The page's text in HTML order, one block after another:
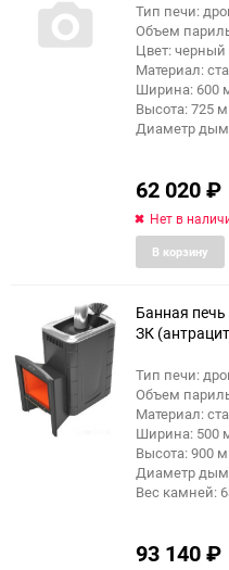
Тип печи:
Объем
Цвет: черный
Материал:
Ширина: 600
Высота: 725
Диаметр
62 020₽
Нет в
В корзину
Банная
ЗК
Тип печи:
Объем
Материал:
Ширина: 500
Высота: 900
Диаметр
Вес камней:
93 140₽